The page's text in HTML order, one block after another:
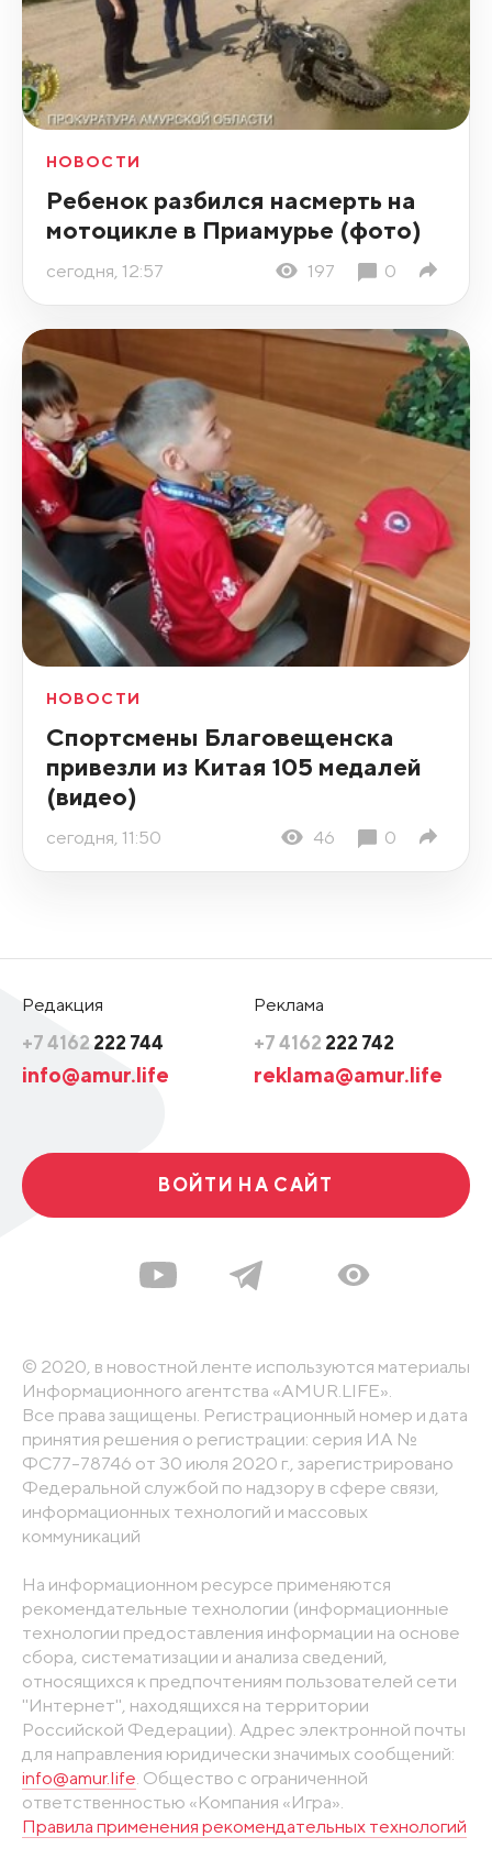
НОВОСТИ
Ребенок разбился насмерть на
мотоцикле в Приамурье (фото)
сегодня, 12:57 197 0
НОВОСТИ
Спортсмены Благовещенска
привезли из Китая 105 медалей
(видео)
сегодня, 11:50 46 0
Редакция
+7 4162 222 744
info@amur.life
Реклама
+7 4162 222 742
reklama@amur.life
ВОЙТИ НА САЙТ
© 2020, в новостной ленте используются материалы
Информационного агентства «AMUR.LIFE».
Все права защищены. Регистрационный номер и дата
принятия решения о регистрации: серия ИА №
ФС77-78746 от 30 июля 2020 г., зарегистрировано
Федеральной службой по надзору в сфере связи,
информационных технологий и массовых
коммуникаций
На информационном ресурсе применяются
рекомендательные технологии (информационные
технологии предоставления информации на основе
сбора, систематизации и анализа сведений,
относящихся к предпочтениям пользователей сети
"Интернет", находящихся на территории
Российской Федерации). Адрес электронной почты
для направления юридически значимых сообщений:
info@amur.life. Общество с ограниченной
ответственностью «Компания «Игра».
Правила применения рекомендательных технологий